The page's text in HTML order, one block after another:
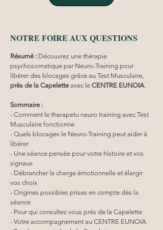
NOTRE FOIRE AUX QUESTIONS
Résumé : Découvrez une thérapie
psychosomatique par Neuro-Training pour
libérer des blocages grâce au Test Musculaire,
près de la Capelette avec le CENTRE EUNOIA.
Sommaire :
- Comment le therapetu neuro training avec Test
Musculaire fonctionne
- Quels blocages le Neuro-Training peut aider à
libérer
- Une séance pensée pour votre histoire et vos
signaux
- Débrancher la charge émotionnelle et élargir
vos choix
- Origines possibles prises en compte dès la
séance
- Pour qui consultez vous près de la Capelette
- Votre accompagnement au CENTRE EUNOIA